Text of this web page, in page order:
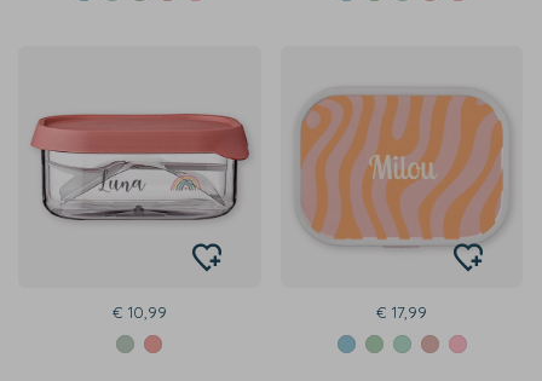
€ 10,99 € 17,99